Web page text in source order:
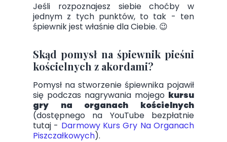
Jeśli rozpoznajesz siebie choćby w
jednym z tych punktów, to tak - ten
śpiewnik jest właśnie dla Ciebie. 😉
Skąd pomysł na śpiewnik pieśni
kościelnych z akordami?
Pomysł na stworzenie śpiewnika pojawił
się podczas nagrywania mojego kursu
gry na organach kościelnych
(dostępnego na YouTube bezpłatnie
tutaj - Darmowy Kurs Gry Na Organach
Piszczałkowych).